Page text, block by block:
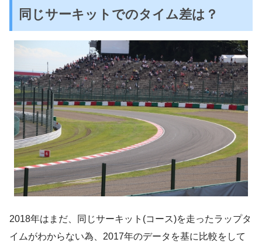
同じサーキットでのタイム差は？
2018年はまだ、同じサーキット(コース)を走ったラップタ
イムがわからない為、2017年のデータを基に比較をして